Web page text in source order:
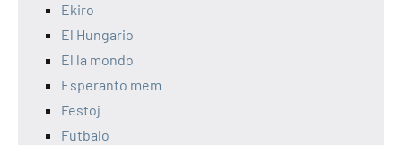
Ekiro
El Hungario
El la mondo
Esperanto mem
Festoj
Futbalo